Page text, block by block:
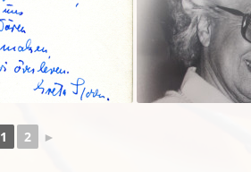
1 2 ►